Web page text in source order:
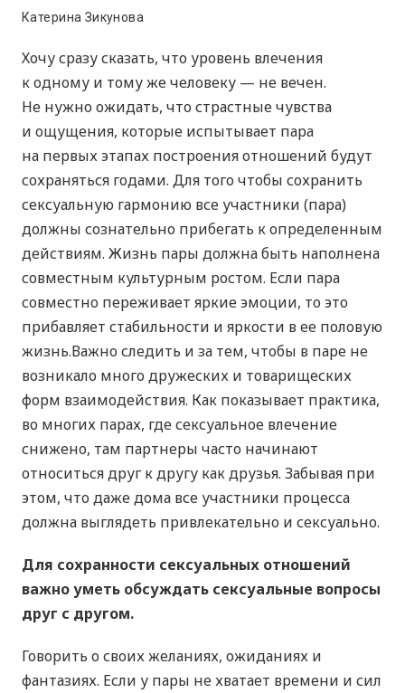
Катерина Зикунова
Хочу сразу сказать, что уровень влечения
к одному и тому же человеку — не вечен.
Не нужно ожидать, что страстные чувства
и ощущения, которые испытывает пара
на первых этапах построения отношений будут
сохраняться годами. Для того чтобы сохранить
сексуальную гармонию все участники (пара)
должны сознательно прибегать к определенным
действиям. Жизнь пары должна быть наполнена
совместным культурным ростом. Если пара
совместно переживает яркие эмоции, то это
прибавляет стабильности и яркости в ее половую
жизнь.Важно следить и за тем, чтобы в паре не
возникало много дружеских и товарищеских
форм взаимодействия. Как показывает практика,
во многих парах, где сексуальное влечение
снижено, там партнеры часто начинают
относиться друг к другу как друзья. Забывая при
этом, что даже дома все участники процесса
должна выглядеть привлекательно и сексуально.
Для сохранности сексуальных отношений
важно уметь обсуждать сексуальные вопросы
друг с другом.
Говорить о своих желаниях, ожиданиях и
фантазиях. Если у пары не хватает времени и сил